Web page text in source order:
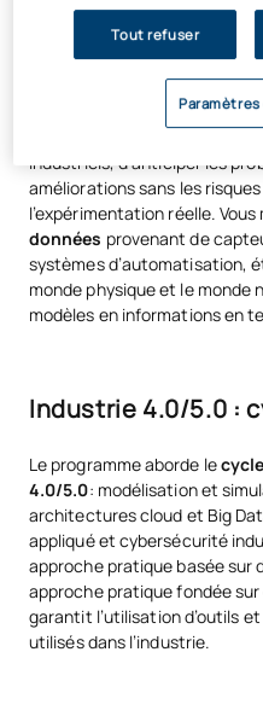
utilisés dans l’industrie afin
de vie des jumeaux
Vous apprendrez à créer des
la
industriels, d’anticiper les
améliorations sans les
l’expérimentation réelle.
données provenant de
systèmes d’automatisation,
monde physique et le monde
modèles en informations en
Industrie 4.0/5.0 :
Le programme aborde le
4.0/5.0: modélisation et
architectures cloud et Big
appliqué et cybersécurité
approche pratique basée sur
approche pratique fondée
garantit l’utilisation d’outils
utilisés dans l’industrie.
Tout refuser